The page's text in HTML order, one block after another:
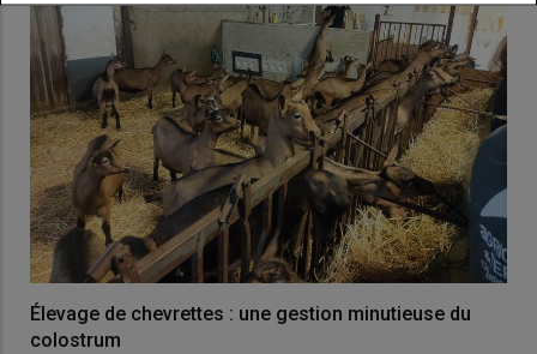
Élevage de chevrettes : une gestion minutieuse du
colostrum